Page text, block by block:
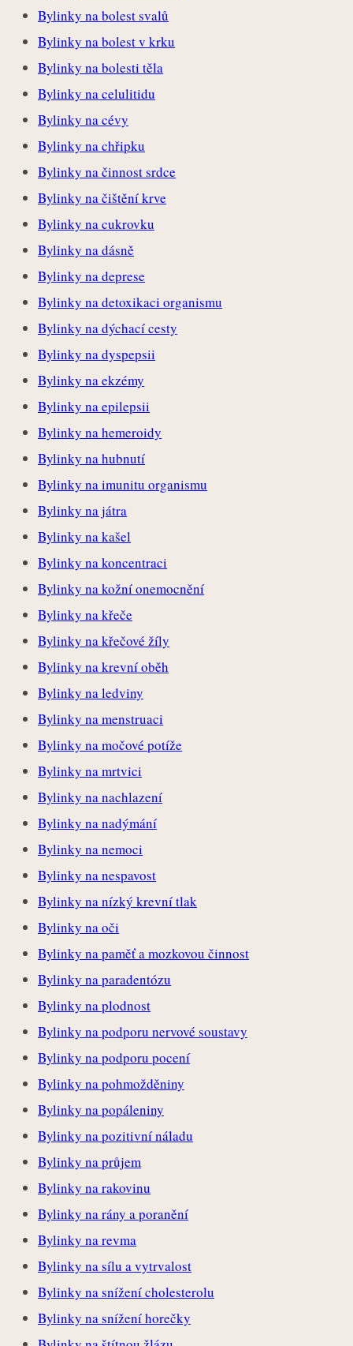
Bylinky na bolest svalů
Bylinky na bolest v krku
Bylinky na bolesti těla
Bylinky na celulitidu
Bylinky na cévy
Bylinky na chřipku
Bylinky na činnost srdce
Bylinky na čištění krve
Bylinky na cukrovku
Bylinky na dásně
Bylinky na deprese
Bylinky na detoxikaci organismu
Bylinky na dýchací cesty
Bylinky na dyspepsii
Bylinky na ekzémy
Bylinky na epilepsii
Bylinky na hemeroidy
Bylinky na hubnutí
Bylinky na imunitu organismu
Bylinky na játra
Bylinky na kašel
Bylinky na koncentraci
Bylinky na kožní onemocnění
Bylinky na křeče
Bylinky na křečové žíly
Bylinky na krevní oběh
Bylinky na ledviny
Bylinky na menstruaci
Bylinky na močové potíže
Bylinky na mrtvici
Bylinky na nachlazení
Bylinky na nadýmání
Bylinky na nemoci
Bylinky na nespavost
Bylinky na nízký krevní tlak
Bylinky na oči
Bylinky na paměť a mozkovou činnost
Bylinky na paradentózu
Bylinky na plodnost
Bylinky na podporu nervové soustavy
Bylinky na podporu pocení
Bylinky na pohmožděniny
Bylinky na popáleniny
Bylinky na pozitivní náladu
Bylinky na průjem
Bylinky na rakovinu
Bylinky na rány a poranění
Bylinky na revma
Bylinky na sílu a vytrvalost
Bylinky na snížení cholesterolu
Bylinky na snížení horečky